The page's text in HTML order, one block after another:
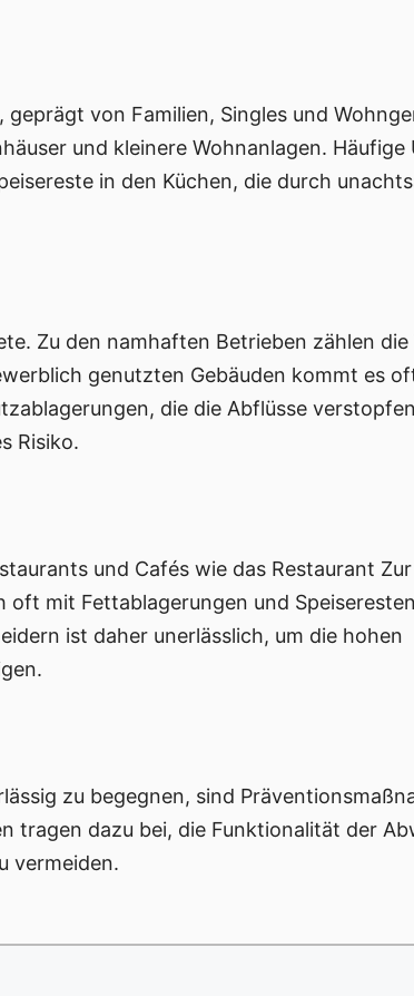
von Familien, Singles und
und kleinere Wohnanlagen. Häufige
in den Küchen, die durch
Zu den namhaften Betrieben zählen
genutzten Gebäuden kommt es
die die Abflüsse
Risiko.
und Cafés wie das Restaurant
oft mit Fettablagerungen und
ist daher unerlässlich, um die hohen
zu begegnen, sind
tragen dazu bei, die Funktionalität der
vermeiden.